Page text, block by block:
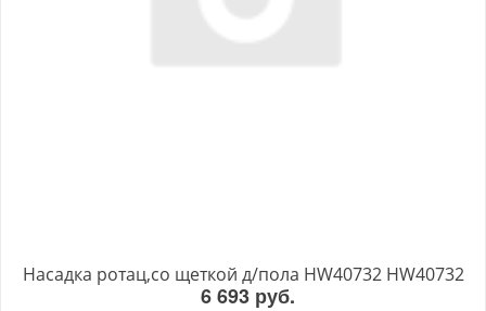
Насадка ротац,со щеткой д/пола HW40732 HW40732
6 693 руб.